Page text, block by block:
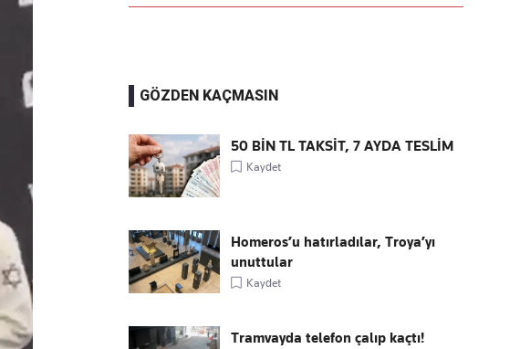
GÖZDEN KAÇMASIN
50 BİN TL TAKSİT, 7 AYDA TESLİM
Kaydet
Homeros’u hatırladılar, Troya’yı
unuttular
Kaydet
Tramvayda telefon çalıp kaçtı!